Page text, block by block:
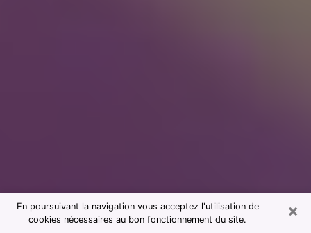
×
En poursuivant la navigation vous acceptez l'utilisation de
cookies nécessaires au bon fonctionnement du site.